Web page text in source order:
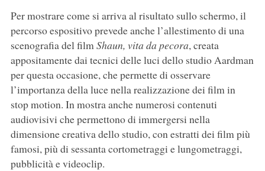
Per mostrare come si arriva al risultato sullo schermo, il
percorso espositivo prevede anche l’allestimento di una
scenografia del filmShaun, vita da pecora, creata
appositamente dai tecnici delle luci dello studio Aardman
per questa occasione, che permette di osservare
l’importanza della luce nella realizzazione dei film in
stop motion. In mostra anche numerosi contenuti
audiovisivi che permettono di immergersi nella
dimensione creativa dello studio, con estratti dei film più
famosi, più di sessanta cortometraggi e lungometraggi,
pubblicità e videoclip.